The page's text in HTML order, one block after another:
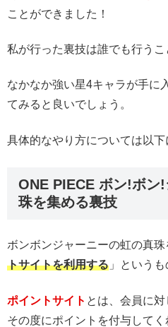
ことができました！
私が行った裏技は誰でも行うこ
なかなか強い星4キャラが手に
てみると良いでしょう。
具体的なやり方については以下
ONE PIECE ボン!ボン
珠を集める裏技
ボンボンジャーニーの虹の真珠
トサイトを利用する 」というも
ポイントサイト とは、会員に対
その度にポイントを付与してく